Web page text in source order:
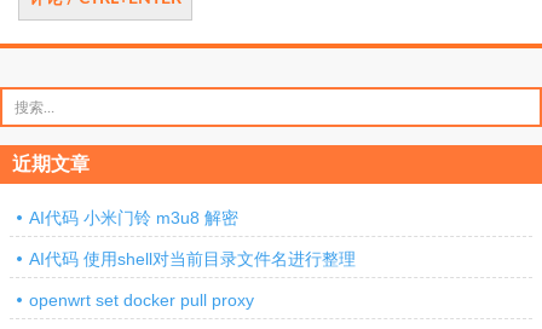
索：
近期文章
AI代码 小米门铃 m3u8 解密
AI代码 使用shell对当前目录文件名进行整理
openwrt set docker pull proxy